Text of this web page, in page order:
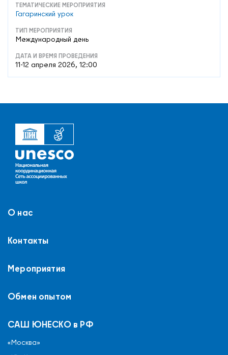
ТЕМАТИЧЕСКИЕ МЕРОПРИЯТИЯ
Гагаринский урок
ТИП МЕРОПРИЯТИЯ
Международный день
ДАТА И ВРЕМЯ ПРОВЕДЕНИЯ
11-12 апреля 2026, 12:00
О нас
Контакты
Мероприятия
Обмен опытом
САШ ЮНЕСКО в РФ
«Москва»